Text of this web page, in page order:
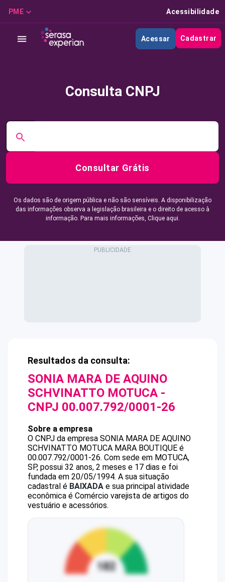
PME Acessibilidade
Acessar Cadastrar
Consulta CNPJ
Consultar Grátis
Os dados são de origem pública e não são sensíveis. A disponibilização
das informações observa a legislação brasileira e o direito de acesso à
informação. Para mais informações, Clique aqui.
Resultados da consulta:
SONIA MARA DE AQUINO
SCHVINATTO MOTUCA -
CNPJ 00.007.792/0001-26
Sobre a empresa
O CNPJ da empresa SONIA MARA DE AQUINO
SCHVINATTO MOTUCA MARA BOUTIQUE é
00.007.792/0001-26. Com sede em MOTUCA,
SP, possui 32 anos, 2 meses e 17 dias e foi
fundada em 20/05/1994. A sua situação
cadastral é BAIXADA e sua principal atividade
econômica é Comércio varejista de artigos do
vestuário e acessórios.